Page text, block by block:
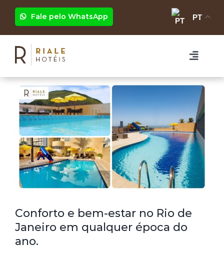
conteúdo
Fale pelo WhatsApp PT
Toggle
HOTÉIS
RIALE BRISA BARRA
RIALE IMPERIAL FLAMENGO
RIALE VILAMAR COPACABANA
EVENTOS
PROGRAMAÇÃO
GRUPOS
FOTOS
GALERIA RIALE BRISA BARRA
Conforto e bem-estar no Rio de
Janeiro em qualquer época do
ano.